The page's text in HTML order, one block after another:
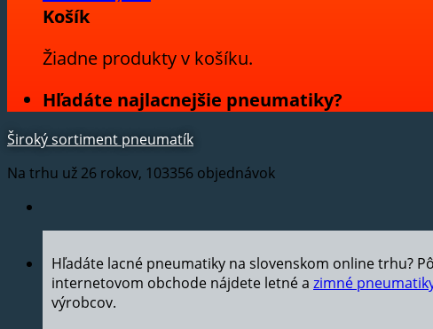
Košík
Žiadne produkty v košíku.
Hľadáte najlacnejšie pneumatiky?
Široký sortiment pneumatík
Na trhu už 26 rokov, 103356 objednávok
Hľadáte lacné pneumatiky na slovenskom online trhu?
internetovom obchode nájdete letné a zimné
výrobcov.